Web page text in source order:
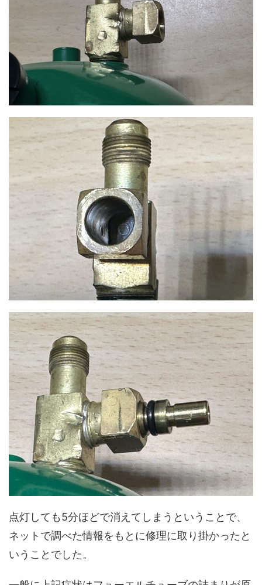
点灯しても5分ほどで消えてしまうということで、
ネットで調べた情報をもとに修理に取り掛かったと
いうことでした。